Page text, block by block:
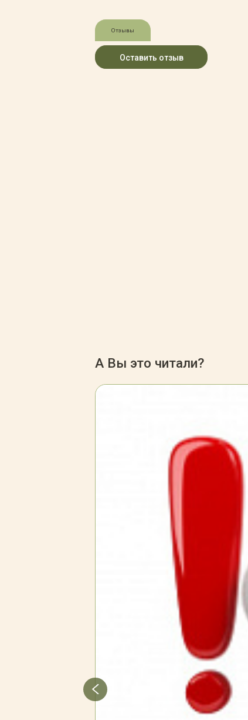
Полезные советы
Возврат и замена
Отзывы
Оставить отзыв
А Вы это читали?